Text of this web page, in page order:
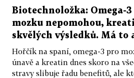
Biotechnoložka: Omega-
mozku nepomohou,
skvělých výsledků. Má to
Hořčík na spaní, omega-3 pro
únavě a kreatin dnes skoro na
stravy slibuje řadu benefitů, ale